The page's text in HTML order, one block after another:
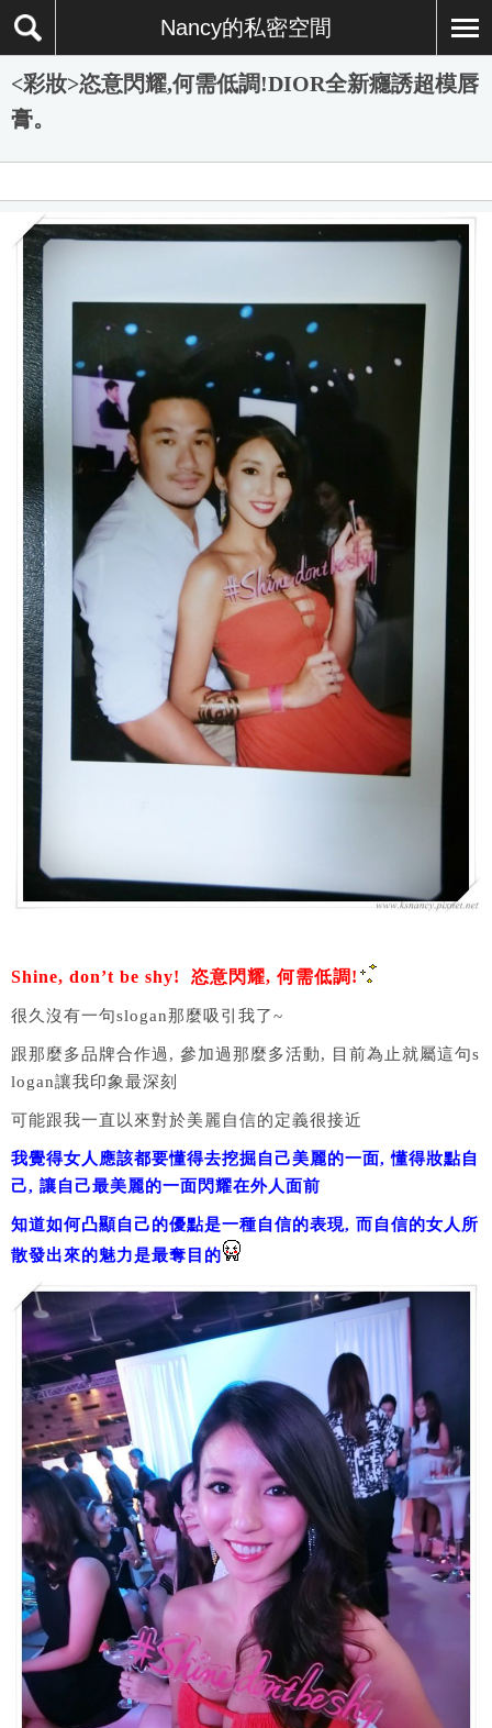
Nancy的私密空間
<彩妝>恣意閃耀,何需低調!DIOR全新癮誘超模唇
膏。
Shine, don’t be shy! 恣意閃耀, 何需低調!
很久沒有一句slogan那麼吸引我了~
跟那麼多品牌合作過, 參加過那麼多活動, 目前為止就屬這句s
logan讓我印象最深刻
可能跟我一直以來對於美麗自信的定義很接近
我覺得女人應該都要懂得去挖掘自己美麗的一面, 懂得妝點自
己, 讓自己最美麗的一面閃耀在外人面前
知道如何凸顯自己的優點是一種自信的表現, 而自信的女人所
散發出來的魅力是最奪目的